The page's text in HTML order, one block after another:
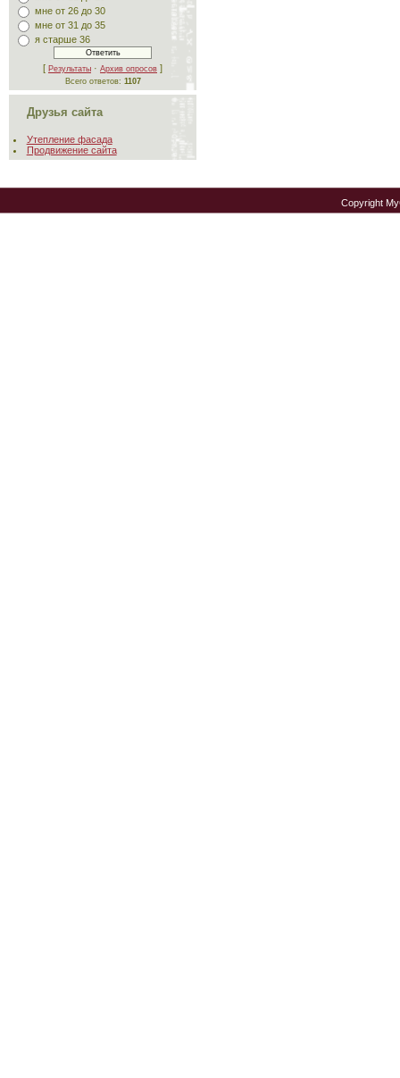
мне от 26 до 30
мне от 31 до 35
я старше 36
[ Результаты · Архив опросов ]
Всего ответов: 1107
Друзья сайта
Утепление фасада
Продвижение сайта
Copyright